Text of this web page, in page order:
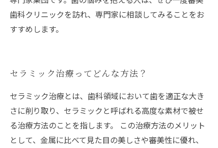
歯科クリニックを訪れ、専門家に相談してみることをお
すすめします。
セラミック治療ってどんな方法？
セラミック治療とは、歯科領域において歯を適正な大き
さに削り取り、セラミックと呼ばれる高度な素材で被せ
る治療方法のことを指します。 この治療方法のメリット
として、金属に比べて見た目の美しさや審美性に優れ、